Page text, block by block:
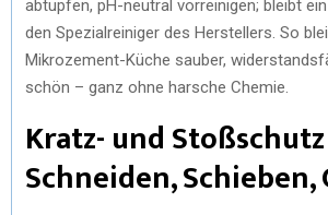
abtupfen, pH-neutral vorreinigen; bleibt
den Spezialreiniger des Herstellers. So
Mikrozement-Küche sauber,
schön – ganz ohne harsche Chemie.
Kratz- und
Schneiden, Schieben,